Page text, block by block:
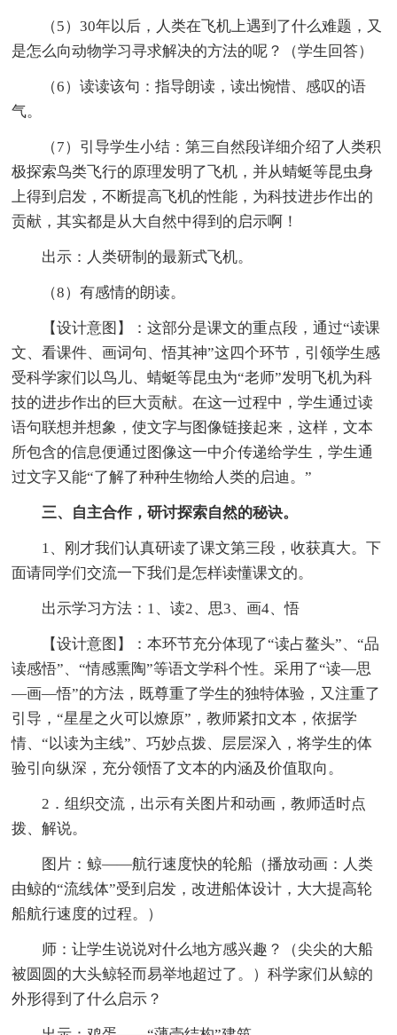
（5）30年以后，人类在飞机上遇到了什么难题，又
是怎么向动物学习寻求解决的方法的呢？（学生回答）
（6）读读该句：指导朗读，读出惋惜、感叹的语
气。
（7）引导学生小结：第三自然段详细介绍了人类积
极探索鸟类飞行的原理发明了飞机，并从蜻蜓等昆虫身
上得到启发，不断提高飞机的性能，为科技进步作出的
贡献，其实都是从大自然中得到的启示啊！
出示：人类研制的最新式飞机。
（8）有感情的朗读。
【设计意图】：这部分是课文的重点段，通过“读课
文、看课件、画词句、悟其神”这四个环节，引领学生感
受科学家们以鸟儿、蜻蜓等昆虫为“老师”发明飞机为科
技的进步作出的巨大贡献。在这一过程中，学生通过读
语句联想并想象，使文字与图像链接起来，这样，文本
所包含的信息便通过图像这一中介传递给学生，学生通
过文字又能“了解了种种生物给人类的启迪。”
三、自主合作，研讨探索自然的秘诀。
1、刚才我们认真研读了课文第三段，收获真大。下
面请同学们交流一下我们是怎样读懂课文的。
出示学习方法：1、读2、思3、画4、悟
【设计意图】：本环节充分体现了“读占鳌头”、“品
读感悟”、“情感熏陶”等语文学科个性。采用了“读—思
—画—悟”的方法，既尊重了学生的独特体验，又注重了
引导，“星星之火可以燎原”，教师紧扣文本，依据学
情、“以读为主线”、巧妙点拨、层层深入，将学生的体
验引向纵深，充分领悟了文本的内涵及价值取向。
2．组织交流，出示有关图片和动画，教师适时点
拨、解说。
图片：鲸——航行速度快的轮船（播放动画：人类
由鲸的“流线体”受到启发，改进船体设计，大大提高轮
船航行速度的过程。）
师：让学生说说对什么地方感兴趣？（尖尖的大船
被圆圆的大头鲸轻而易举地超过了。）科学家们从鲸的
外形得到了什么启示？